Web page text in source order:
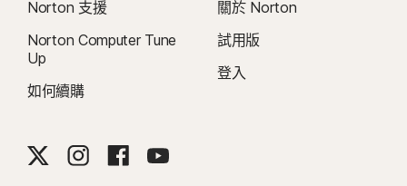
準)，此文件為 Gen 於 2023 年 11 月委託 PassMark Software 對其他八種領先
VPN 產品進行測試的結果報告。
必須使用全螢幕模式，方可抑制多數 Windows 警示。
他平台，需要手動執行掃描。需要 Windows 11 (含) 以上版本及受支援的瀏覽
器。自動偵測功能另需 AI 個人電腦 (最低搭載 8 核心的 Qualcomm 或 Intel
Norton 支援
Norton Computer Tune
Up
如何續購
關於 Norton
試用版
登入